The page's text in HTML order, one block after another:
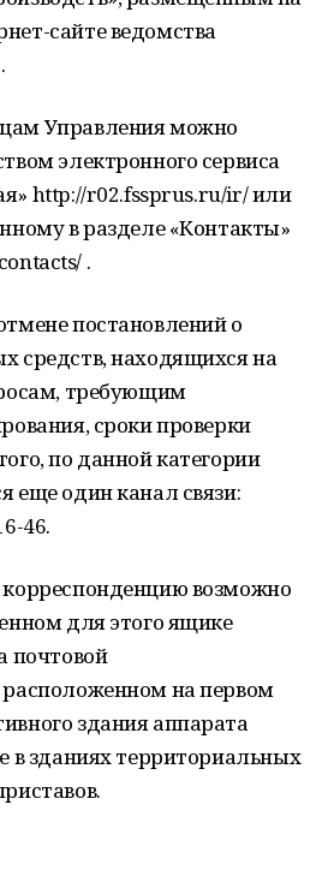
сайте ведомства
Управления можно
электронного сервиса
http://r02.fssprus.ru/ir/ или
в разделе «Контакты»
.
постановлений о
средств, находящихся на
требующим
сроки проверки
по данной категории
еще один канал связи:
46.
возможно
для этого ящике
почтовой
на первом
здания аппарата
в зданиях территориальных